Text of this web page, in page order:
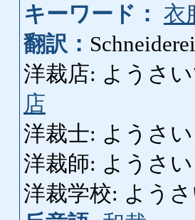
キーワード： 衣
翻訳：
洋裁店: ようさい
店
洋裁士: ようさい
洋裁師: ようさ
洋裁学校: よう